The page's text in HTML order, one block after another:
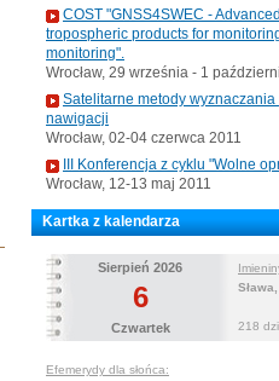
COST "GNSS4SWEC -
tropospheric products for
monitoring".
Wrocław, 29 września - 1
Satelitarne metody
nawigacji
Wrocław, 02-04 czerwca 2011
III Konferencja z cyklu "Wolne
Wrocław, 12-13 maj 2011
Kartka z kalendarza
Sierpień 2026
218
6
Czwartek
Efemerydy dla słońca: